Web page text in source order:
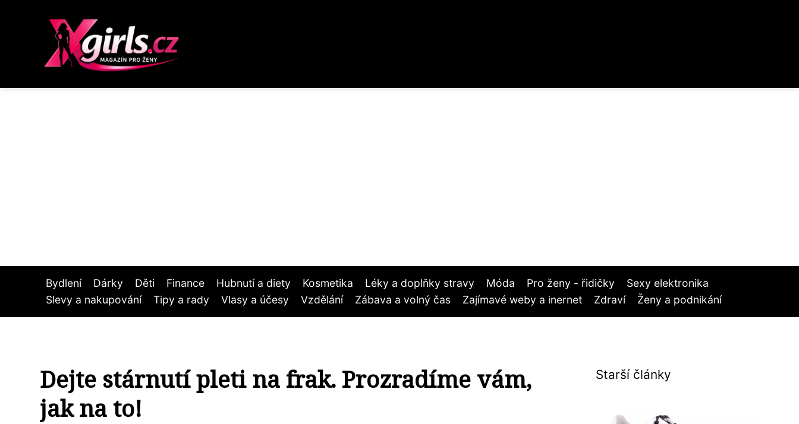
Bydlení Dárky Děti Finance Hubnutí a diety Kosmetika Léky a doplňky stravy Móda Pro ženy - řidičky
Sexy elektronika
Slevy a nakupování
Tipy a rady Vlasy a účesy Vzdělání Zábava a volný čas Zajímavé weby a inernet Zdraví Ženy a podnikání
Dejte stárnutí pleti na frak. Prozradíme vám,
jak na to!
Starší články